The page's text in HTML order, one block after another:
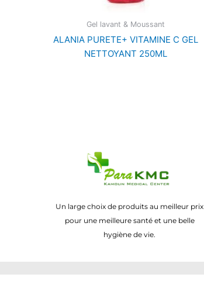
Gel lavant & Moussant
ALANIA PURETE+ VITAMINE C GEL
NETTOYANT 250ML
Un large choix de produits au meilleur prix
pour une meilleure santé et une belle
hygiène de vie.